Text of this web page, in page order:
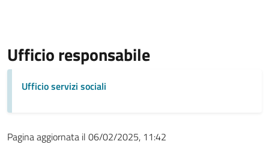
Ufficio responsabile
Ufficio servizi sociali
Pagina aggiornata il 06/02/2025, 11:42